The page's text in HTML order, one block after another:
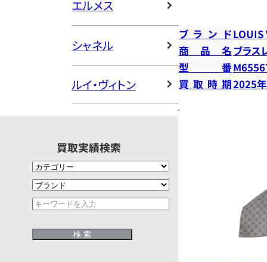
エルメス
シャネル
ルイ・ヴィトン
買取実績検索
ブランドLOUIS
商品名 ブラス
型番
買取時期2025